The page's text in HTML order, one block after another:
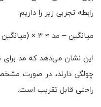
رابطه تجربی زیر را داریم:
میانگین – مد ≈ ۳ × (میانگین – میانه). (۲.۴)
این نشان می‌دهد که مد
چولگی دارند، در صورت
راحتی قابل تقریب است.